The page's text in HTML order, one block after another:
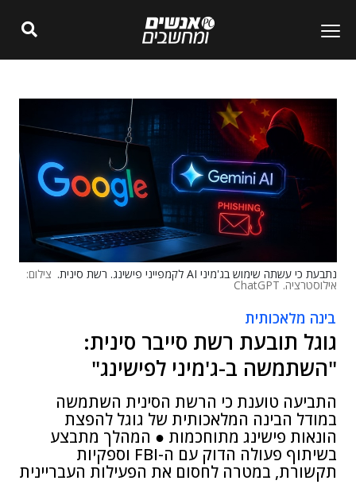
נתבעת כי עשתה שימוש בג'מיני AI לקמפייני פישינג. רשת סינית. צילום:
אילוסטרציה. ChatGPT
בינה מלאכותית
גוגל תובעת רשת סייבר סינית:
"השתמשה ב-ג'מיני לפישינג"
התביעה טוענת כי הרשת הסינית השתמשה
במודל הבינה המלאכותית של גוגל להפצת
הונאות פישינג מתוחכמות ● המהלך מתבצע
בשיתוף פעולה הדוק עם ה-FBI וספקיות
תקשורת, במטרה לחסום את הפעילות העבריינית